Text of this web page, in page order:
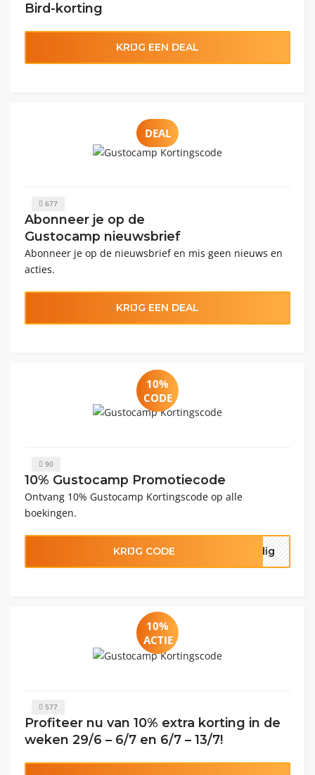
Bird-korting
KRIJG EEN DEAL
DEAL
677
Abonneer je op de
Gustocamp nieuwsbrief
Abonneer je op de nieuwsbrief en mis geen nieuws en
acties.
KRIJG EEN DEAL
10%
CODE
90
10% Gustocamp Promotiecode
Ontvang 10% Gustocamp Kortingscode op alle
boekingen.
KRIJG CODE odig
10%
ACTIE
577
Profiteer nu van 10% extra korting in de
weken 29/6 – 6/7 en 6/7 – 13/7!